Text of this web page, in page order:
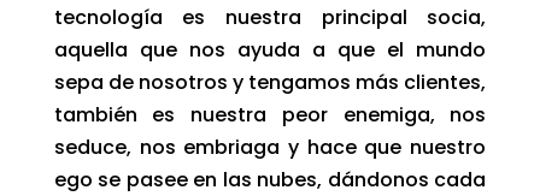
tecnología es nuestra principal socia,
aquella que nos ayuda a que el mundo
sepa de nosotros y tengamos más clientes,
también es nuestra peor enemiga, nos
seduce, nos embriaga y hace que nuestro
ego se pasee en las nubes, dándonos cada